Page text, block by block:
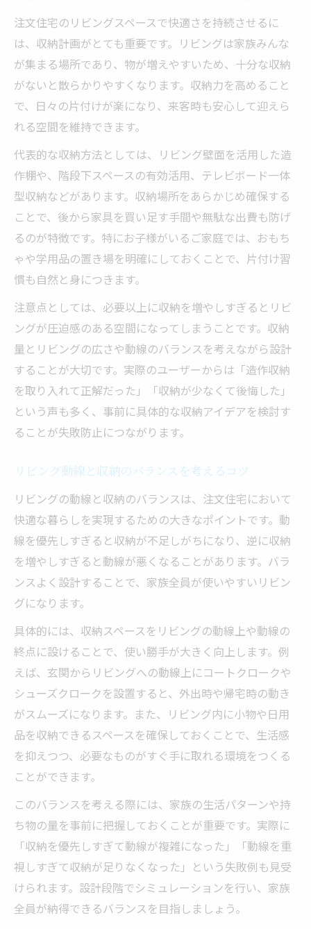
注文住宅のリビングスペースで快適さを持続させるに
は、収納計画がとても重要です。リビングは家族みんな
が集まる場所であり、物が増えやすいため、十分な収納
がないと散らかりやすくなります。収納力を高めること
で、日々の片付けが楽になり、来客時も安心して迎えら
れる空間を維持できます。
代表的な収納方法としては、リビング壁面を活用した造
作棚や、階段下スペースの有効活用、テレビボード一体
型収納などがあります。収納場所をあらかじめ確保する
ことで、後から家具を買い足す手間や無駄な出費も防げ
るのが特徴です。特にお子様がいるご家庭では、おもち
ゃや学用品の置き場を明確にしておくことで、片付け習
慣も自然と身につきます。
注意点としては、必要以上に収納を増やしすぎるとリビ
ングが圧迫感のある空間になってしまうことです。収納
量とリビングの広さや動線のバランスを考えながら設計
することが大切です。実際のユーザーからは「造作収納
を取り入れて正解だった」「収納が少なくて後悔した」
という声も多く、事前に具体的な収納アイデアを検討す
ることが失敗防止につながります。
リビング動線と収納のバランスを考えるコツ
リビングの動線と収納のバランスは、注文住宅において
快適な暮らしを実現するための大きなポイントです。動
線を優先しすぎると収納が不足しがちになり、逆に収納
を増やしすぎると動線が悪くなることがあります。バラ
ンスよく設計することで、家族全員が使いやすいリビン
グになります。
具体的には、収納スペースをリビングの動線上や動線の
終点に設けることで、使い勝手が大きく向上します。例
えば、玄関からリビングへの動線上にコートクロークや
シューズクロークを設置すると、外出時や帰宅時の動き
がスムーズになります。また、リビング内に小物や日用
品を収納できるスペースを確保しておくことで、生活感
を抑えつつ、必要なものがすぐ手に取れる環境をつくる
ことができます。
このバランスを考える際には、家族の生活パターンや持
ち物の量を事前に把握しておくことが重要です。実際に
「収納を優先しすぎて動線が複雑になった」「動線を重
視しすぎて収納が足りなくなった」という失敗例も見受
けられます。設計段階でシミュレーションを行い、家族
全員が納得できるバランスを目指しましょう。